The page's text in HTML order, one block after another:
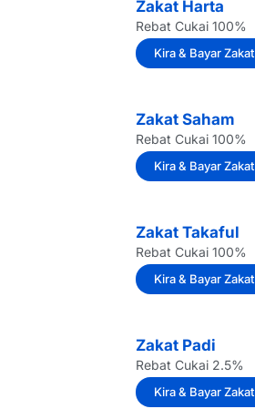
Zakat Harta
Rebat Cukai 100%
Kira & Bayar Zakat
Zakat Saham
Rebat Cukai 100%
Kira & Bayar Zakat
Zakat Takaful
Rebat Cukai 100%
Kira & Bayar Zakat
Zakat Padi
Rebat Cukai 2.5%
Kira & Bayar Zakat